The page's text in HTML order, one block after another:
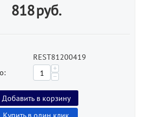
818руб.
REST81200419
+
−
Добавить в корзину
Купить в один клик